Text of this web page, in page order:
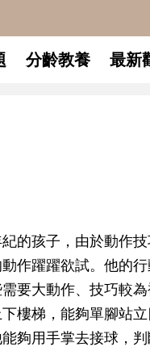
分齡教養 最新
的孩子，由於動作技
作躍躍欲試。他的
要大動作、技巧較
樓梯，能夠單腳站
夠用手掌去接球，
升小一開學